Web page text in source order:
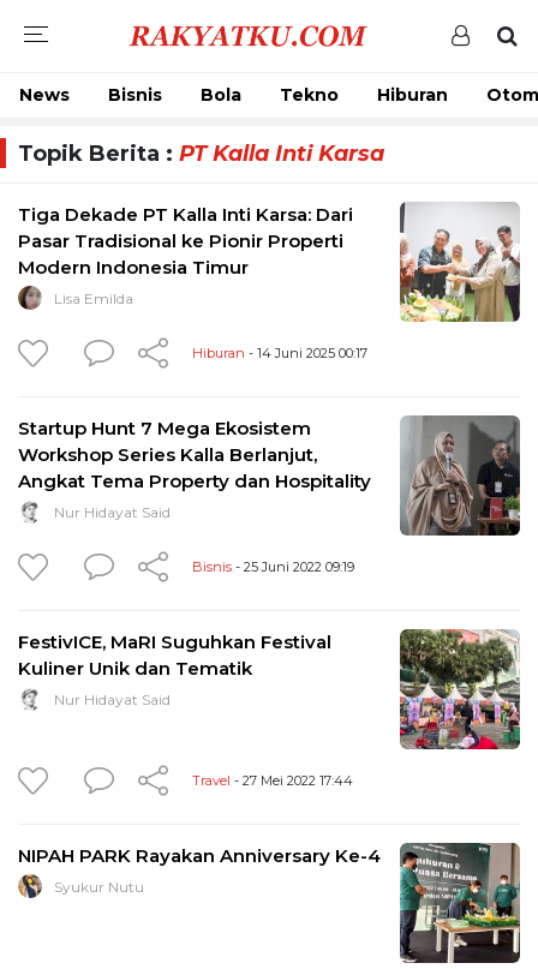
News Bisnis Bola Tekno Hiburan
Topik Berita : PT Kalla Inti Karsa
Tiga Dekade PT Kalla Inti Karsa: Dari
Pasar Tradisional ke Pionir Properti
Modern Indonesia Timur
Lisa Emilda
Hiburan - 14 Juni 2025 00:17
Startup Hunt 7 Mega Ekosistem
Workshop Series Kalla Berlanjut,
Angkat Tema Property dan Hospitality
Nur Hidayat Said
Bisnis - 25 Juni 2022 09:19
FestivICE, MaRI Suguhkan Festival
Kuliner Unik dan Tematik
Nur Hidayat Said
Travel - 27 Mei 2022 17:44
NIPAH PARK Rayakan Anniversary Ke-4
Syukur Nutu